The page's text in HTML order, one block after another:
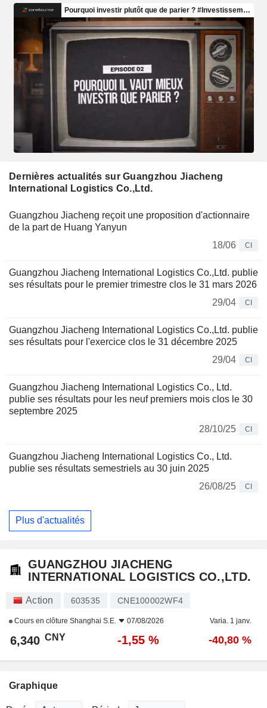
Dernières actualités sur Guangzhou Jiacheng
International Logistics Co.,Ltd.
Guangzhou Jiacheng reçoit une proposition d'actionnaire
de la part de Huang Yanyun
18/06
CI
Guangzhou Jiacheng International Logistics Co.,Ltd. publie
ses résultats pour le premier trimestre clos le 31 mars 2026
29/04
CI
Guangzhou Jiacheng International Logistics Co.,Ltd. publie
ses résultats pour l'exercice clos le 31 décembre 2025
29/04
CI
Guangzhou Jiacheng International Logistics Co., Ltd.
publie ses résultats pour les neuf premiers mois clos le 30
septembre 2025
28/10/25
CI
Guangzhou Jiacheng International Logistics Co., Ltd.
publie ses résultats semestriels au 30 juin 2025
26/08/25
CI
Plus d'actualités
GUANGZHOU JIACHENG
INTERNATIONAL LOGISTICS CO.,LTD.
Action 603535 CNE100002WF4
Cours en clôture Shanghai S.E. 07/08/2026 Varia. 1 janv.
6,340 CNY -1,55 % -40,80 %
Graphique